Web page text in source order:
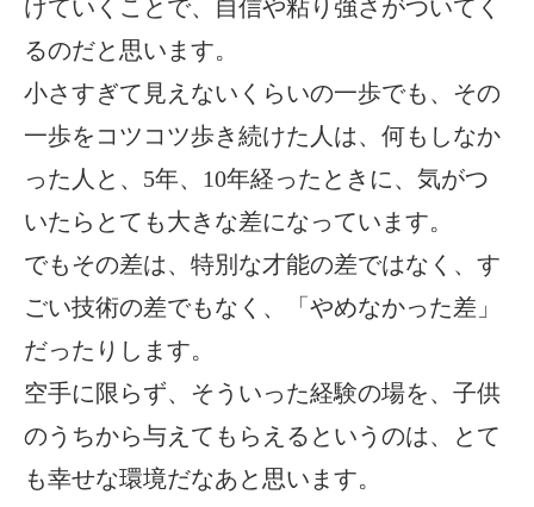
けていくことで、自信や粘り強さがついてく
るのだと思います。
小さすぎて見えないくらいの一歩でも、その
一歩をコツコツ歩き続けた人は、何もしなか
った人と、5年、10年経ったときに、気がつ
いたらとても大きな差になっています。
でもその差は、特別な才能の差ではなく、す
ごい技術の差でもなく、「やめなかった差」
だったりします。
空手に限らず、そういった経験の場を、子供
のうちから与えてもらえるというのは、とて
も幸せな環境だなあと思います。